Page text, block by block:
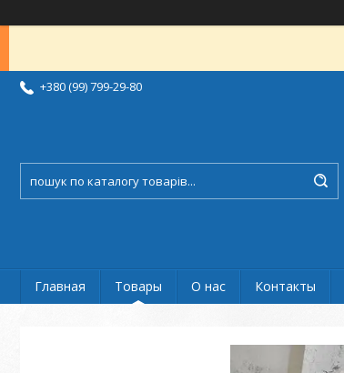
+380 (99) 799-29-80
Главная Товары О нас Контакты